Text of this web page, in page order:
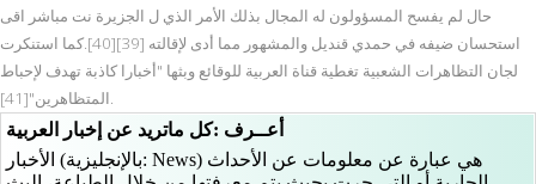
حال لم يفسح المسؤولون له المجال بذلك الأمر الذي ل الجزيرة نت مباشر اقى
استحسان ضيفه في حمدي قنديل والمشهور مما أدى لإقالته [39][40].كما استنكرت
لجان التظاهرات الشعبية تغطية قناة العربية للوقائع وبثها "أخبارا كاذبة تهدف لإحباط
المتظاهرين"[41].